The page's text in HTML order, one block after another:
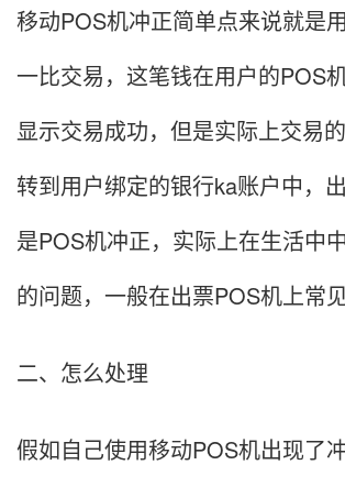
移动POS机冲正简单点来说就是
一比交易，这笔钱在用户的POS
显示交易成功，但是实际上交易
转到用户绑定的银行ka账户中，
是POS机冲正，实际上在生活中
的问题，一般在出票POS机上常见
二、怎么处理
假如自己使用移动POS机出现了